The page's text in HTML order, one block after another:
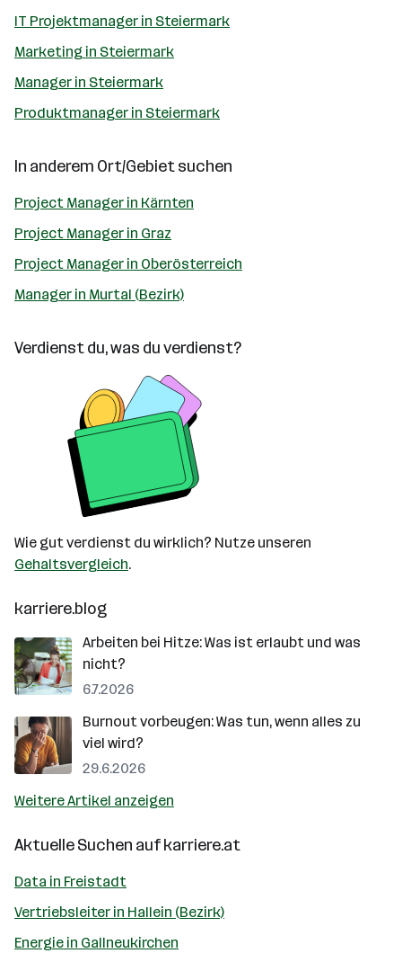
IT Projektmanager in Steiermark
Marketing in Steiermark
Manager in Steiermark
Produktmanager in Steiermark
In anderem Ort/Gebiet suchen
Project Manager in Kärnten
Project Manager in Graz
Project Manager in Oberösterreich
Manager in Murtal (Bezirk)
Verdienst du, was du verdienst?
Wie gut verdienst du wirklich? Nutze unseren
Gehaltsvergleich.
karriere.blog
Arbeiten bei Hitze: Was ist erlaubt und was
nicht?
6.7.2026
Burnout vorbeugen: Was tun, wenn alles zu
viel wird?
29.6.2026
Weitere Artikel anzeigen
Aktuelle Suchen aufkarriere.at
Data in Freistadt
Vertriebsleiter in Hallein (Bezirk)
Energie in Gallneukirchen